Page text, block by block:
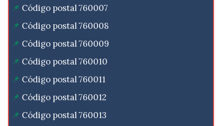
Código postal 760007
Código postal 760008
Código postal 760009
Código postal 760010
Código postal 760011
Código postal 760012
Código postal 760013